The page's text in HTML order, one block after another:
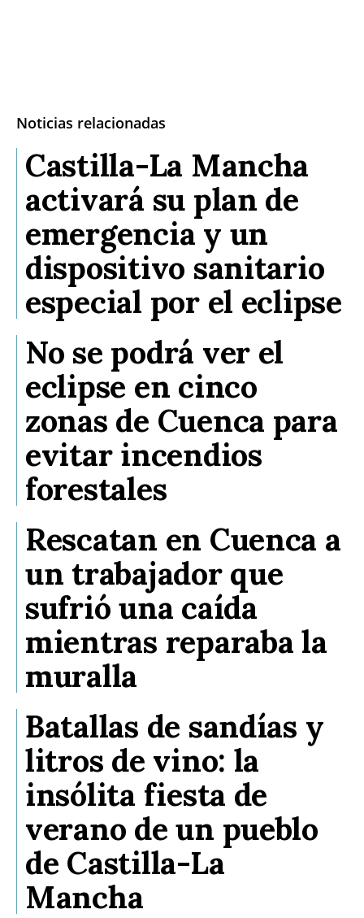
Noticias relacionadas
Castilla-La Mancha
activará su plan de
emergencia y un
dispositivo sanitario
especial por el eclipse
No se podrá ver el
eclipse en cinco
zonas de Cuenca para
evitar incendios
forestales
Rescatan en Cuenca a
un trabajador que
sufrió una caída
mientras reparaba la
muralla
Batallas de sandías y
litros de vino: la
insólita fiesta de
verano de un pueblo
de Castilla-La
Mancha